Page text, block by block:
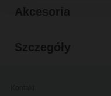
Akcesoria
Szczegóły